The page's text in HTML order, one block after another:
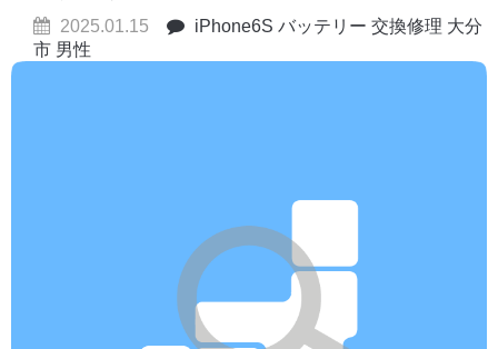
2025.01.15
iPhone6S バッテリー 交換修理 大分
市 男性